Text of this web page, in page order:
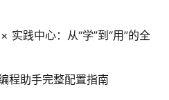
践中心：从“学”到“用”的全
程助手完整配置指南